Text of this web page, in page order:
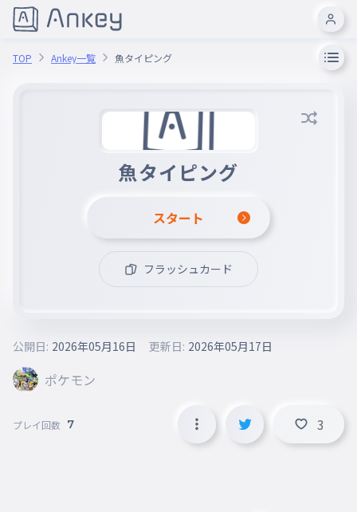
TOP Ankey一覧 魚タイピング
魚タイピング
スタート
フラッシュカード
ポケモン
公開日: 2026年05月16日 更新日: 2026年05月17日
プレイ回数 7 3